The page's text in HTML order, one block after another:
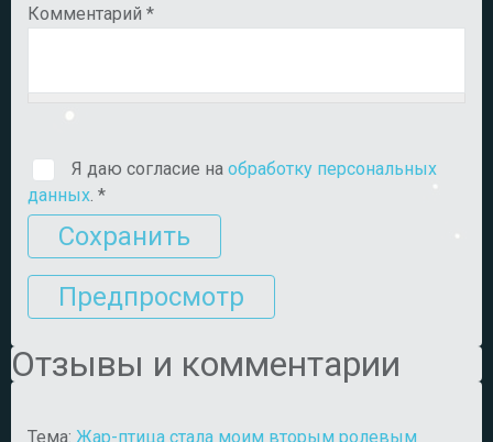
Комментарий *
Я даю согласие на обработку персональных
данных. *
Отзывы и комментарии
Тема: Жар-птица стала моим вторым ролевым